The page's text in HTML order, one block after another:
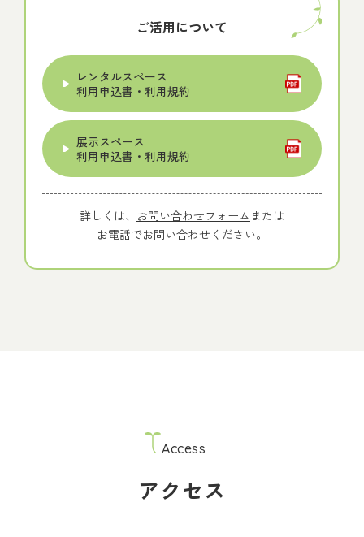
ご活用について
レンタルスペース
利用申込書・利用規約
展示スペース
利用申込書・利用規約
詳しくは、 お問い合わせフォーム または
お電話でお問い合わせください。
Access
アクセス